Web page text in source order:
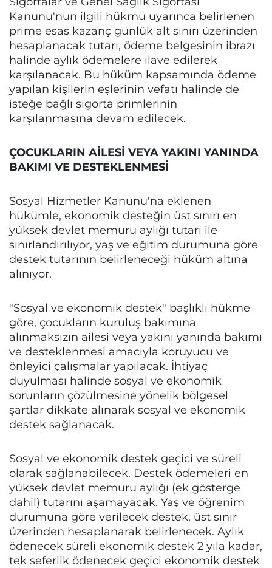
Kanunu'nun ilgili hükmü uyarınca belirlenen
prime esas kazanç günlük alt sınırı üzerinden
hesaplanacak tutarı, ödeme belgesinin ibrazı
halinde aylık ödemelere ilave edilerek
karşılanacak. Bu hüküm kapsamında ödeme
yapılan kişilerin eşlerinin vefatı halinde de
isteğe bağlı sigorta primlerinin
karşılanmasına devam edilecek.
ÇOCUKLARIN AİLESİ VEYA YAKINI YANINDA
BAKIMI VE DESTEKLENMESİ
Sosyal Hizmetler Kanunu'na eklenen
hükümle, ekonomik desteğin üst sınırı en
yüksek devlet memuru aylığı tutarı ile
sınırlandırılıyor, yaş ve eğitim durumuna göre
destek tutarının belirleneceği hüküm altına
alınıyor.
"Sosyal ve ekonomik destek" başlıklı hükme
göre, çocukların kuruluş bakımına
alınmaksızın ailesi veya yakını yanında bakımı
ve desteklenmesi amacıyla koruyucu ve
önleyici çalışmalar yapılacak. İhtiyaç
duyulması halinde sosyal ve ekonomik
sorunların çözülmesine yönelik bölgesel
şartlar dikkate alınarak sosyal ve ekonomik
destek sağlanacak.
Sosyal ve ekonomik destek geçici ve süreli
olarak sağlanabilecek. Destek ödemeleri en
yüksek devlet memuru aylığı (ek gösterge
dahil) tutarını aşamayacak. Yaş ve öğrenim
durumuna göre verilecek destek, üst sınır
üzerinden hesaplanarak belirlenecek. Aylık
ödenecek süreli ekonomik destek 2 yıla kadar,
tek seferlik ödenecek geçici ekonomik destek